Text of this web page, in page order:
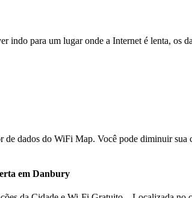
indo para um lugar onde a Internet é lenta, os
de dados do WiFi Map. Você pode diminuir
em Danbury